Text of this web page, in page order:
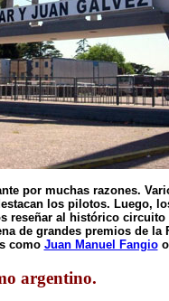
por muchas razones.
los pilotos. Luego,
reseñar al histórico circuito
de grandes premios de la
como Juan Manuel Fangioo
argentino.